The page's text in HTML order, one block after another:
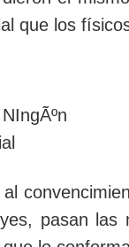
que los
pasan